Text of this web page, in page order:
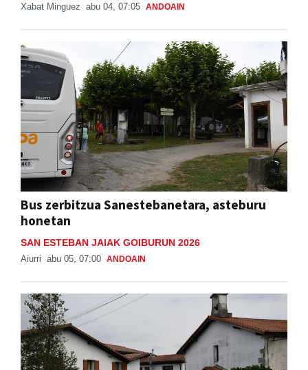
Xabat Minguez abu 04, 07:05 ANDOAIN
Bus zerbitzua Sanestebanetara, asteburu
honetan
SAN ESTEBAN JAIAK GOIBURUN 2026
Aiurri abu 05, 07:00 ANDOAIN